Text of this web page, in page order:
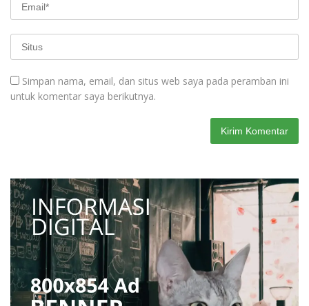
Simpan nama, email, dan situs web saya pada peramban ini
untuk komentar saya berikutnya.